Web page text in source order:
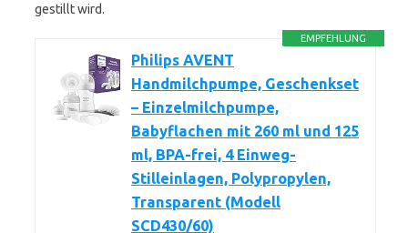
gestillt wird.
EMPFEHLUNG
Philips AVENT
Handmilchpumpe, Geschenkset
– Einzelmilchpumpe,
Babyflachen mit 260 ml und 125
ml, BPA-frei, 4 Einweg-
Stilleinlagen, Polypropylen,
Transparent (Modell
SCD430/60)